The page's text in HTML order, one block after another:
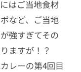
はご当地食材
など、ご当地
強すぎてその
ますが！？
レーの第4回目